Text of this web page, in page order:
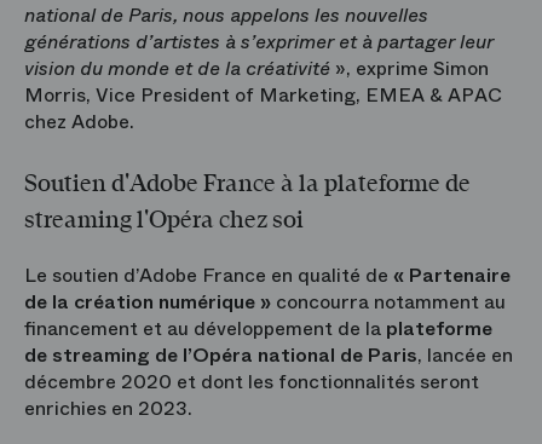
national de Paris, nous appelons les nouvelles
générations d’artistes à s’exprimer et à partager leur
vision du monde et de la créativité », exprime Simon
Morris, Vice President of Marketing, EMEA & APAC
chez Adobe.
Soutien d'Adobe France à la plateforme de
streaming l'Opéra chez soi
Le soutien d’Adobe France en qualité de « Partenaire
de la création numérique » concourra notamment au
financement et au développement de la plateforme
de streaming de l’Opéra national de Paris, lancée en
décembre 2020 et dont les fonctionnalités seront
enrichies en 2023.